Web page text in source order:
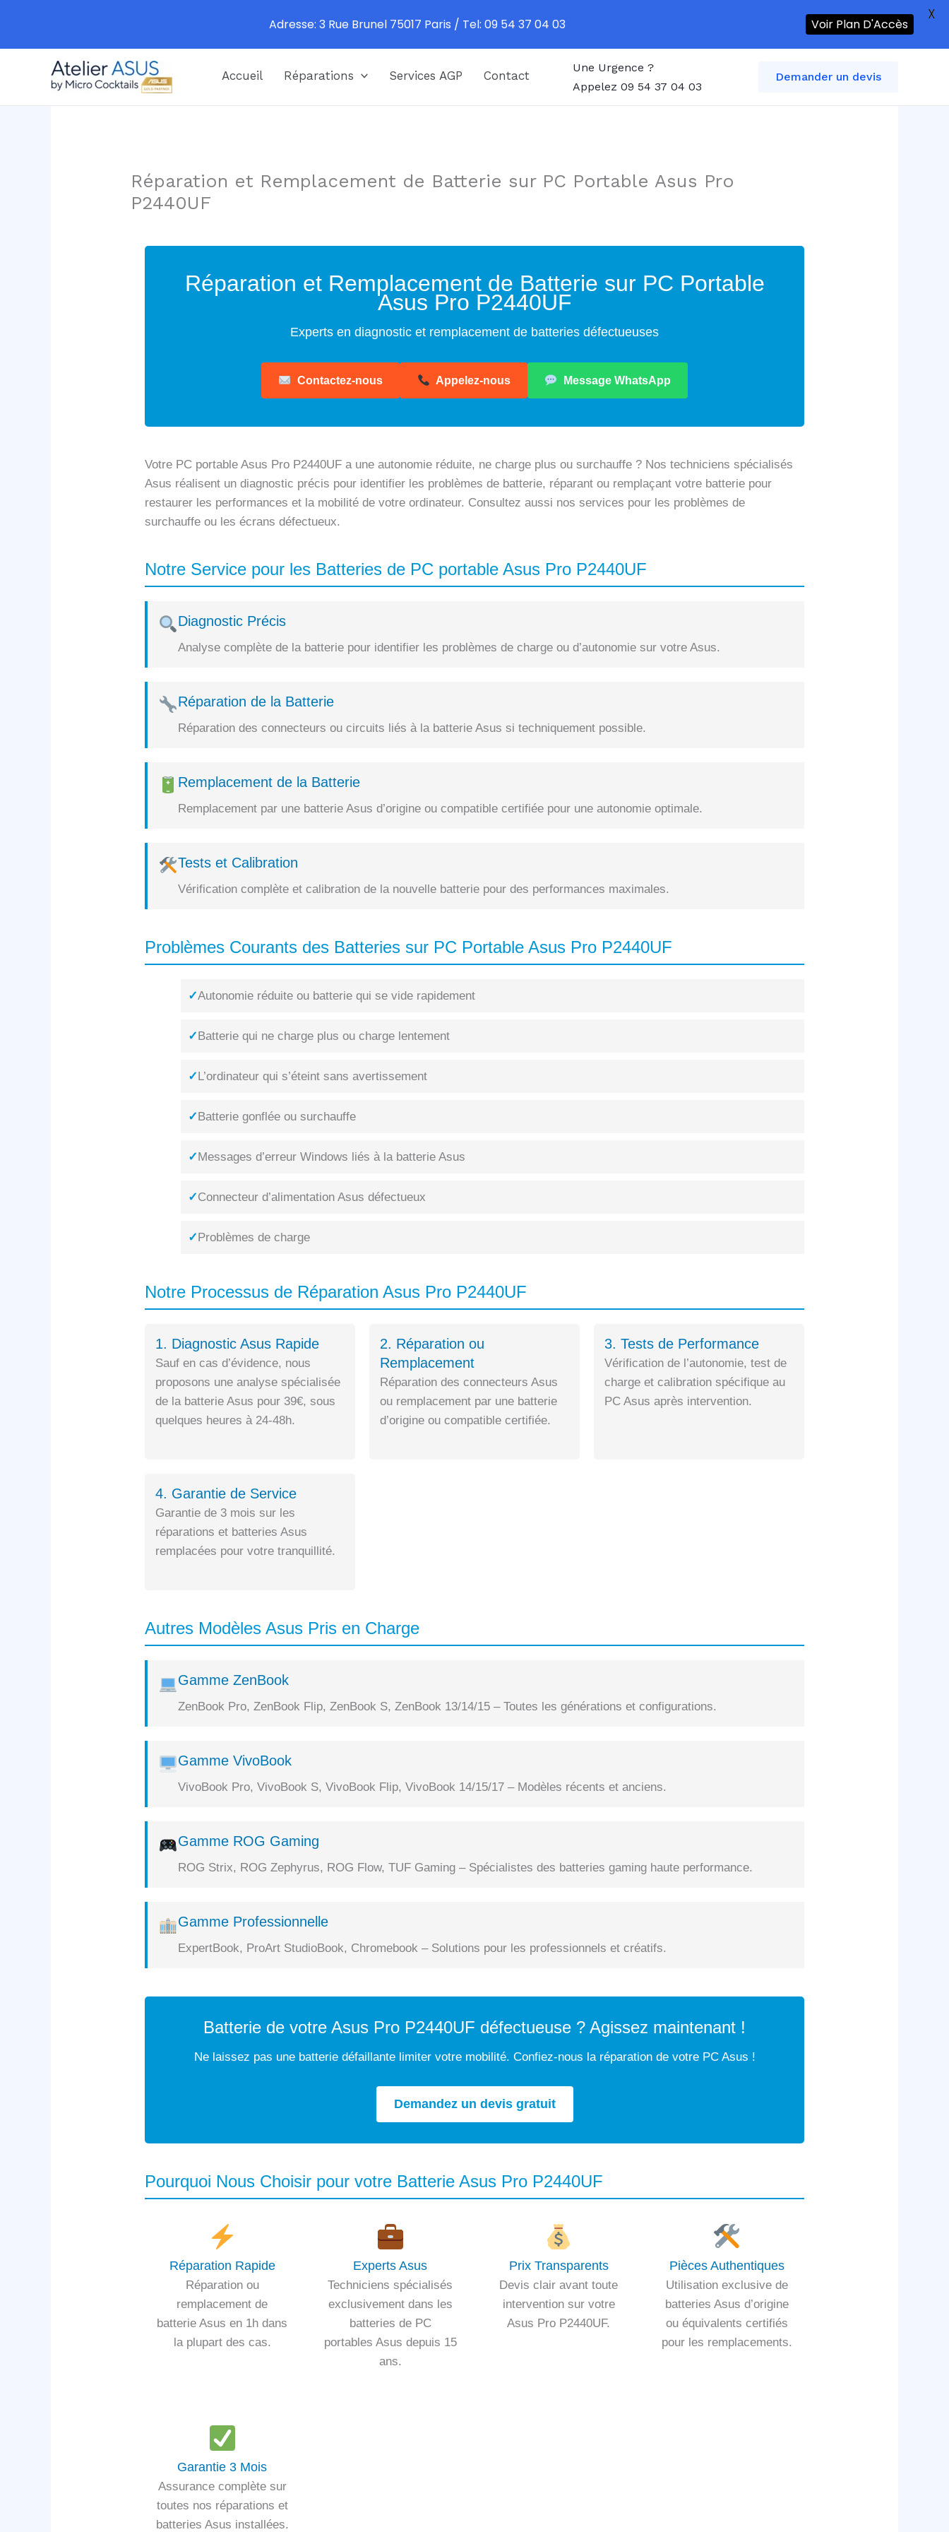
Accueil Réparations Services AGP Contact
Une Urgence ?
Appelez 09 54 37 04 03
Demander un devis
Réparation et Remplacement de Batterie sur PC Portable Asus Pro
P2440UF
Réparation et Remplacement de Batterie sur PC Portable
Asus Pro P2440UF
Experts en diagnostic et remplacement de batteries défectueuses
Contactez-nous Appelez-nous Message WhatsApp
Votre PC portable Asus Pro P2440UF a une autonomie réduite, ne charge plus ou surchauffe ? Nos techniciens spécialisés
Asus réalisent un diagnostic précis pour identifier les problèmes de batterie, réparant ou remplaçant votre batterie pour
restaurer les performances et la mobilité de votre ordinateur. Consultez aussi nos services pour les problèmes de
surchauffe ou les écrans défectueux.
Notre Service pour les Batteries de PC portable Asus Pro P2440UF
Diagnostic Précis
Analyse complète de la batterie pour identifier les problèmes de charge ou d’autonomie sur votre Asus.
Réparation de la Batterie
Réparation des connecteurs ou circuits liés à la batterie Asus si techniquement possible.
Remplacement de la Batterie
Remplacement par une batterie Asus d’origine ou compatible certifiée pour une autonomie optimale.
Tests et Calibration
Vérification complète et calibration de la nouvelle batterie pour des performances maximales.
Problèmes Courants des Batteries sur PC Portable Asus Pro P2440UF
✓Autonomie réduite ou batterie qui se vide rapidement
✓Batterie qui ne charge plus ou charge lentement
✓L’ordinateur qui s’éteint sans avertissement
✓Batterie gonflée ou surchauffe
✓Messages d’erreur Windows liés à la batterie Asus
✓Connecteur d’alimentation Asus défectueux
✓Problèmes de charge
Notre Processus de Réparation Asus Pro P2440UF
1. Diagnostic Asus Rapide
Sauf en cas d’évidence, nous
proposons une analyse spécialisée
de la batterie Asus pour 39€, sous
quelques heures à 24-48h.
2. Réparation ou
Remplacement
Réparation des connecteurs Asus
ou remplacement par une batterie
d’origine ou compatible certifiée.
3. Tests de Performance
Vérification de l’autonomie, test de
charge et calibration spécifique au
PC Asus après intervention.
4. Garantie de Service
Garantie de 3 mois sur les
réparations et batteries Asus
remplacées pour votre tranquillité.
Autres Modèles Asus Pris en Charge
Gamme ZenBook
ZenBook Pro, ZenBook Flip, ZenBook S, ZenBook 13/14/15 – Toutes les générations et configurations.
Gamme VivoBook
VivoBook Pro, VivoBook S, VivoBook Flip, VivoBook 14/15/17 – Modèles récents et anciens.
Gamme ROG Gaming
ROG Strix, ROG Zephyrus, ROG Flow, TUF Gaming – Spécialistes des batteries gaming haute performance.
Gamme Professionnelle
ExpertBook, ProArt StudioBook, Chromebook – Solutions pour les professionnels et créatifs.
Batterie de votre Asus Pro P2440UF défectueuse ? Agissez maintenant !
Ne laissez pas une batterie défaillante limiter votre mobilité. Confiez-nous la réparation de votre PC Asus !
Demandez un devis gratuit
Pourquoi Nous Choisir pour votre Batterie Asus Pro P2440UF
Réparation Rapide
Réparation ou
remplacement de
batterie Asus en 1h dans
la plupart des cas.
Experts Asus
Techniciens spécialisés
exclusivement dans les
batteries de PC
portables Asus depuis 15
ans.
Prix Transparents
Devis clair avant toute
intervention sur votre
Asus Pro P2440UF.
Pièces Authentiques
Utilisation exclusive de
batteries Asus d’origine
ou équivalents certifiés
pour les remplacements.
Garantie 3 Mois
Assurance complète sur
toutes nos réparations et
batteries Asus installées.
Adresse: 3 Rue Brunel 75017 Paris / Tel: 09 54 37 04 03 Voir Plan D'Accès
X